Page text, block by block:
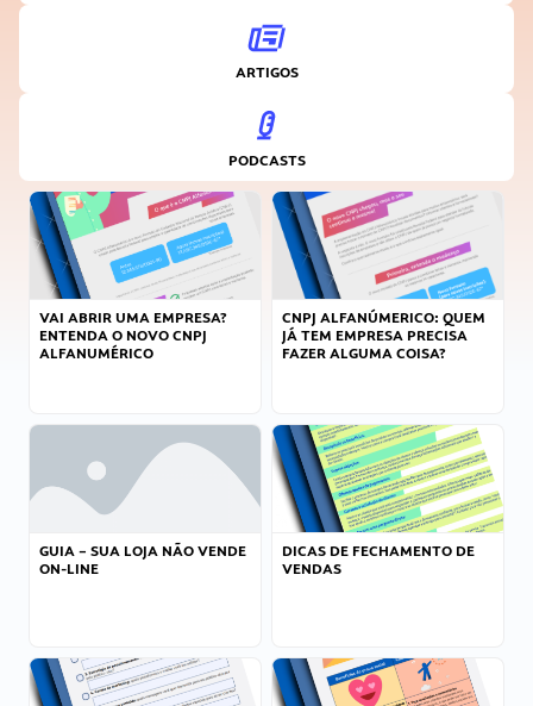
ARTIGOS
PODCASTS
VAI ABRIR UMA EMPRESA?
ENTENDA O NOVO CNPJ
ALFANUMÉRICO
CNPJ ALFANÚMERICO: QUEM
JÁ TEM EMPRESA PRECISA
FAZER ALGUMA COISA?
GUIA – SUA LOJA NÃO VENDE
ON-LINE
DICAS DE FECHAMENTO DE
VENDAS